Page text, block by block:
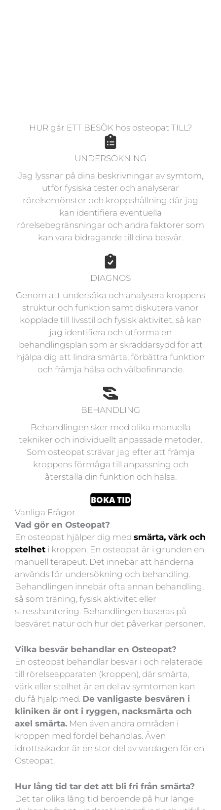
HUR går ETT BESÖK hos osteopat TILL?
UNDERSÖKNING
Jag lyssnar på dina beskrivningar av symtom,
utför fysiska tester och analyserar
rörelsemönster och kroppshållning där jag
kan identifiera eventuella
rörelsebegränsningar och andra faktorer som
kan vara bidragande till dina besvär.
DIAGNOS
Genom att undersöka och analysera kroppens
struktur och funktion samt diskutera vanor
kopplade till livsstil och fysisk aktivitet, så kan
jag identifiera och utforma en
behandlingsplan som är skräddarsydd för att
hjälpa dig att lindra smärta, förbättra funktion
och främja hälsa och välbefinnande.
BEHANDLING
Behandlingen sker med olika manuella
tekniker och individuellt anpassade metoder.
Som osteopat strävar jag efter att främja
kroppens förmåga till anpassning och
återställa din funktion och hälsa.
BOKA TID
Vanliga Frågor
Vad gör en Osteopat?
En osteopat hjälper dig med smärta, värk och
stelhet i kroppen. En osteopat är i grunden en
manuell terapeut. Det innebär att händerna
används för undersökning och behandling.
Behandlingen innebär ofta annan behandling,
så som träning, fysisk aktivitet eller
stresshantering. Behandlingen baseras på
besväret natur och hur det påverkar personen.
Vilka besvär behandlar en Osteopat?
En osteopat behandlar besvär i och relaterade
till rörelseapparaten (kroppen), där smärta,
värk eller stelhet är en del av symtomen kan
du få hjälp med. De vanligaste besvären i
kliniken är ont i ryggen, nacksmärta och
axel smärta. Men även andra områden i
kroppen med fördel behandlas. Även
idrottsskador är en stor del av vardagen för en
Osteopat.
Hur lång tid tar det att bli fri från smärta?
Det tar olika lång tid beroende på hur länge